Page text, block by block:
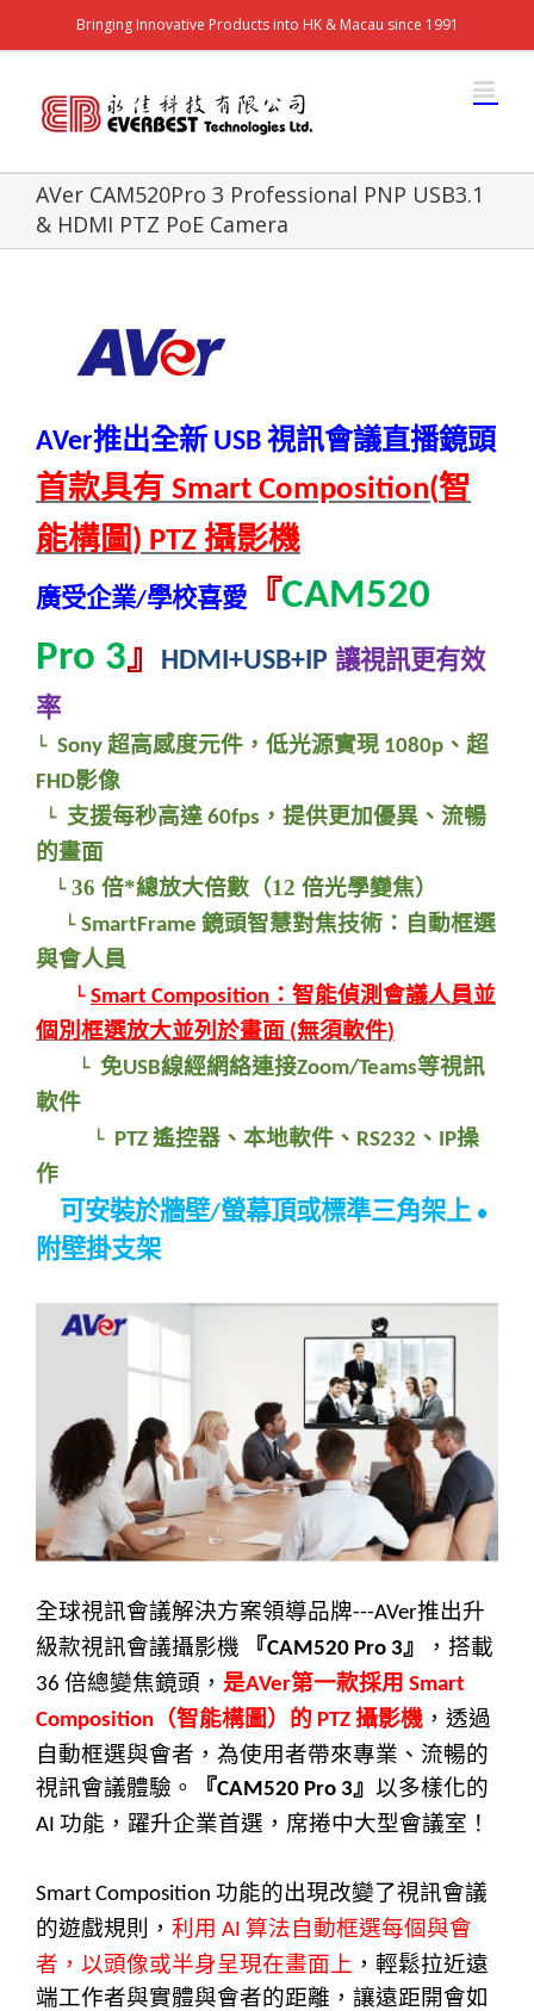
Bringing Innovative Products into HK & Macau since 1991
AVer CAM520Pro 3 Professional PNP USB3.1
& HDMI PTZ PoE Camera
AVer推出全新 USB 視訊會議直播鏡頭
首款具有 Smart Composition(智
能構圖 ) PTZ 攝影機
廣受企業/學校喜愛 『CAM520
Pro 3』 HDMI+USB+IP 讓視訊更有效
率
└ Sony 超高感度元件，低光源實現 1080p 、超
FHD影像
└ 支援每秒高達 60fps ，提供更加優異、流暢
的畫面
└ 36 倍*總放大倍數（12 倍光學變焦）
└ SmartFrame 鏡頭智慧對焦技術：自動框選
與會人員
└ Smart Composition ：智能偵測會議人員並
個別框選放大並列於畫面 (無須軟件)
└ 免USB線經網絡連接Zoom/Teams等視訊
軟件
└ PTZ 遙控器、 本地軟件、 RS232 、 IP操
作
可安裝於牆壁/螢幕頂或標準三角架上 ●
附壁掛支架
全球視訊會議解決方案領導品牌---AVer推出升
級款視訊會議攝影機
『CAM520 Pro 3』 ，搭載
36 倍總變焦鏡頭， 是AVer第一款採用 Smart
Composition （智能構圖）的 PTZ 攝影機 ，透過
自動框選與會者，為使用者帶來專業、流暢的
視訊會議體驗。
『CAM520 Pro 3』 以多樣化的
AI 功能，躍升企業首選，席捲中大型會議室！
Smart Composition 功能的出現改變了視訊會議
的遊戲規則， 利用 AI 算法自動框選每個與會
者，以頭像或半身呈現在畫面上 ，輕鬆拉近遠
端工作者與實體與會者的距離，讓遠距開會如